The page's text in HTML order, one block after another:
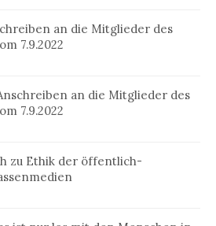
an die Mitglieder des
7.9.2022
an die Mitglieder des
7.9.2022
zu Ethik der öffentlich-